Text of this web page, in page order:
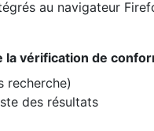
au navigateur
la vérification de
recherche)
des résultats